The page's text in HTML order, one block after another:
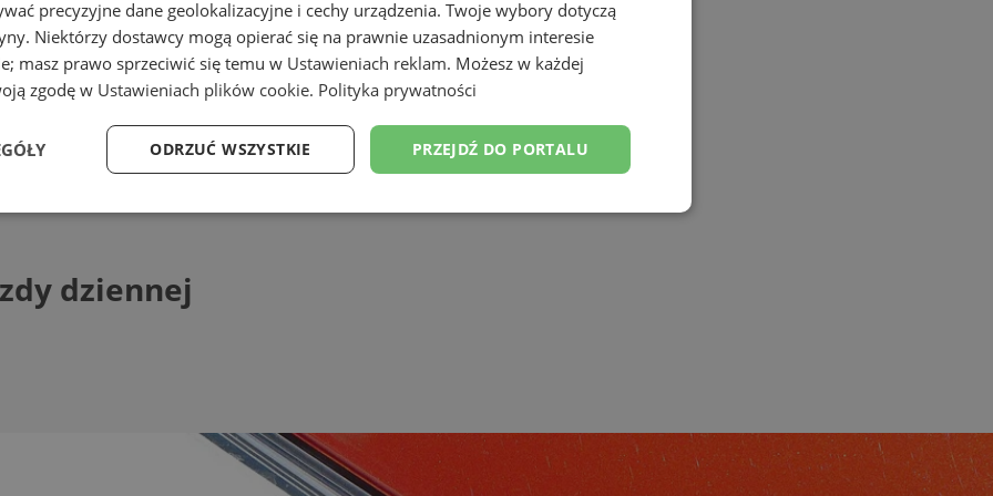
dziennej
precyzyjne dane geolokalizacyjne i cechy urządzenia. Twoje wybory dotyczą
Niektórzy dostawcy mogą opierać się na prawnie uzasadnionym interesie
masz prawo sprzeciwić się temu w Ustawieniach reklam. Możesz w każdej
zgodę w Ustawieniach plików cookie. Polityka prywatności
PRZEJDŹ DO PORTALU
ODRZUĆ WSZYSTKIE
Wydajność Targetowanie Funkcjonalność Niesklasyfikowane
Bez niezbędnych plików cookie nie można prawidłowo korzystać ze strony internetowej.
Okres
przechowywania
Opis